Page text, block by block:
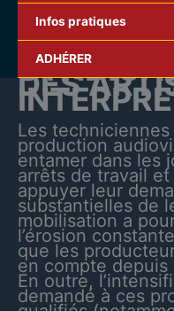
Infos pratiques
ADHÉRER
S
DESA
Les
production
entamer dans les
arrêts de travail
appuyer leur
substantielles de
mobilisation a
l’érosion
que les
en compte depuis
En outre,
demandé à ces